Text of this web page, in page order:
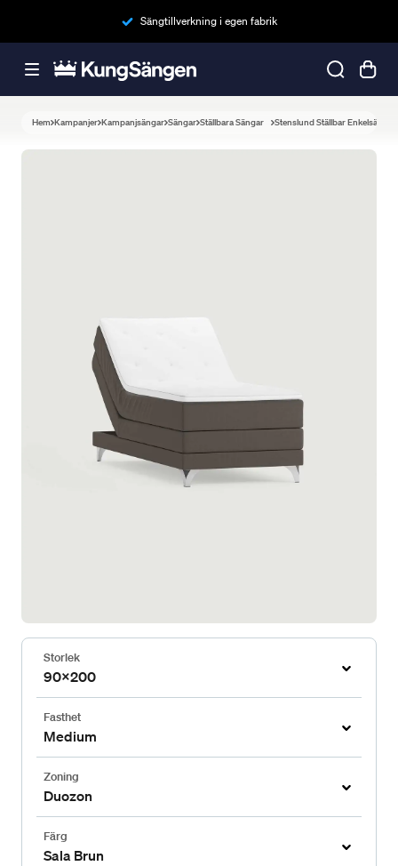
Sängtillverkning i egen fabrik
Hem Kampanjer Kampanjsängar Sängar Ställbara Sängar Stenslund Ställbar Enkelsäng
Storlek
90x200
Fasthet
Medium
Zoning
Duozon
Färg
Sala Brun